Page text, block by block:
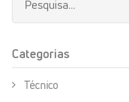
Categorias
Técnico